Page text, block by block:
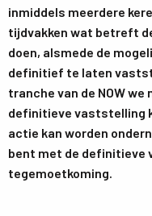
inmiddels meerdere
tijdvakken wat betreft
doen, alsmede de
definitief te laten
tranche van de NOW
definitieve vaststelling
actie kan worden
bent met de definitieve
tegemoetkoming.